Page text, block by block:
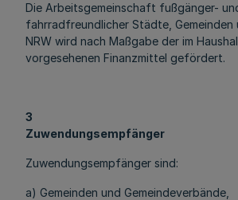
Die Arbeitsgemeinschaft fußgänger-
fahrradfreundlicher Städte, Gemeinden
NRW wird nach Maßgabe der im
vorgesehenen Finanzmittel gefördert.
3
Zuwendungsempfänger
Zuwendungsempfänger sind:
a) Gemeinden und Gemeindeverbände,